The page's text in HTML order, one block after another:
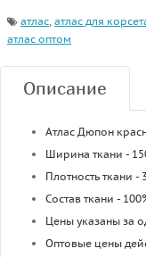
атлас, атлас для
атлас оптом
Описание
Атлас Дюпон
Ширина ткани -
Плотность ткани -
Состав ткани -
Цены указаны за
Оптовые цены